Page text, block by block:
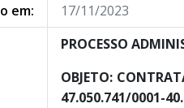
em:
17/11/2023
PROCESSO
OBJETO:
47.050.741/0001-40.